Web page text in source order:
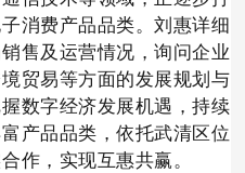
消费产品品类。刘惠详细
售及运营情况，询问企业
贸易等方面的发展规划与
数字经济发展机遇，持续
产品品类，依托武清区位
作，实现互惠共赢。